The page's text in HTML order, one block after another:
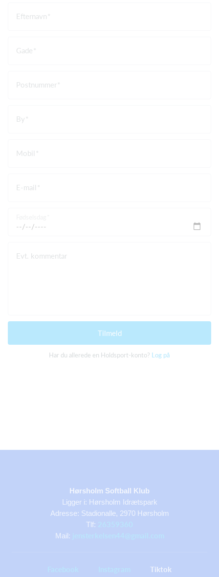
Efternavn
Gade
Postnummer
By
Mobil
E-mail
Evt. kommentar
Tilmeld
Har du allerede en Holdsport-konto? Log på
Hørsholm Softball Klub
Ligger i: Hørsholm Idrætspark
Adresse: Stadionalle, 2970 Hørsholm
Tlf:
Mail:
Tiktok